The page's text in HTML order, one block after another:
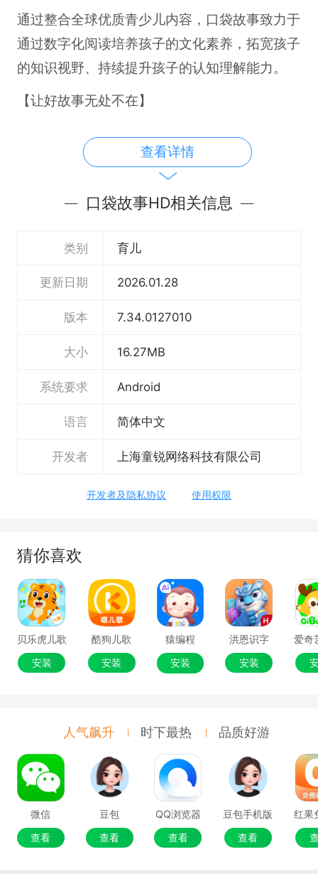
通过整合全球优质青少儿内容，口袋故事致力于
通过数字化阅读培养孩子的文化素养，拓宽孩子
的知识视野、持续提升孩子的认知理解能力。
【让好故事无处不在】
生活场景的学习需求。
多设备通用：同一账号权益，可在多种智能终端
之间无缝切换使用，支持在手机、儿童手表、平
孩子可以利用碎片时间，快乐趣学，拓展阅读
段，满足孩子多元的课外阅读和学习需求
故事会员：经典名著/爆笑幽默/开心校园/奇幻
知识/科普百科
客服工作时间：工作日 10:00-19:00
查看详情
口袋故事HD相关信息
类别 育儿
更新日期 2026.01.28
版本 7.34.0127010
大小 16.27MB
系统要求 Android
语言 简体中文
开发者 上海童锐网络科技有限公司
开发者及隐私协议 使用权限
猜你喜欢
贝乐虎儿歌
安装
酷狗儿歌
安装
猿编程
安装
洪恩识字
安装
人气飙升 时下最热 品质好游
微信
查看
豆包
查看
QQ浏览器
查看
豆包手机版
查看